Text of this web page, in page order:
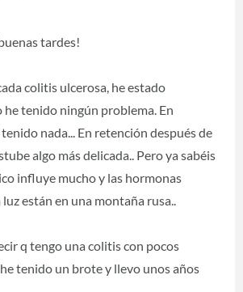
tardes!
colitis ulcerosa, he estado
he tenido ningún problema. En
nada... En retención después de
algo más delicada.. Pero ya sabéis
influye mucho y las hormonas
están en una montaña rusa..
q tengo una colitis con pocos
tenido un brote y llevo unos años